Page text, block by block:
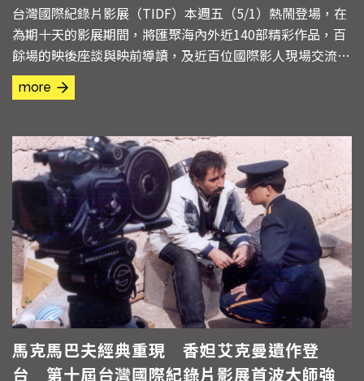
台灣國際紀錄片影展（TIDF）本週五（5/1）熱鬧登場，在
為期十天的影展期間，將匯聚海內外近140部精彩作品，百
餘場的映後座談與映前導讀，及近百位國際影人現場交流。
三大競賽「亞洲視野競賽」、「國際競賽」與「台灣競賽」
共計44部作品入圍，以及「再見真實獎」18部作品入選，
審陣容堅強，集結國內外頂尖影像與文化工作者、策展人、
影評人與學者，...
more
馬克馬巴夫經典重現 香妲艾克曼遺作登
台 第十屆台灣國際紀錄片影展首波大師強